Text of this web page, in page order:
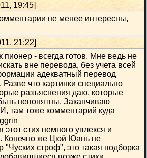
19:45]
не менее интересны,
21:22]
пионер - всегда готов. Мне ведь не
вне перевода, без учета всей
адекватный перевод
что картинки специально
разъяснения даю, которые
непонятны. Заканчиваю
там тоже комментарий куда
этот стих немного увлекся и
Конечно же Цюй Юань не
"Чуских строф", это такая подборка